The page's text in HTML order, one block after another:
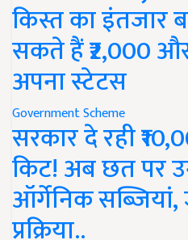
किस्त का इंतजार
सकते हैं ₹2,000
अपना स्टेटस
Government Scheme
सरकार दे रही
किट! अब छत पर
ऑर्गेनिक
प्रक्रिया..